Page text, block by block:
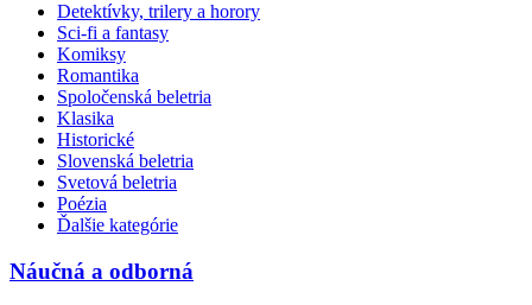
Detektívky, trilery a horory
Sci-fi a fantasy
Komiksy
Romantika
Spoločenská beletria
Klasika
Historické
Slovenská beletria
Svetová beletria
Poézia
Ďalšie kategórie
Náučná a odborná